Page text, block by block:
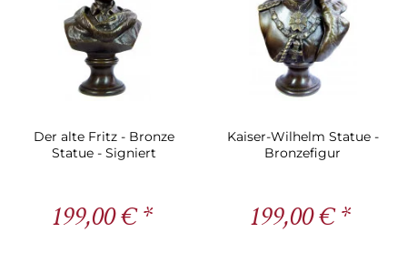
Der alte Fritz - Bronze
Statue - Signiert
199,00 € *
Kaiser-Wilhelm Statue -
Bronzefigur
199,00 € *